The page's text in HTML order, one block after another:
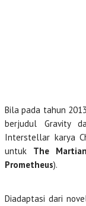
Bila pada tahun
berjudul Gravity
Interstellar karya
untuk The Martian
Prometheus).
Diadaptasi dari